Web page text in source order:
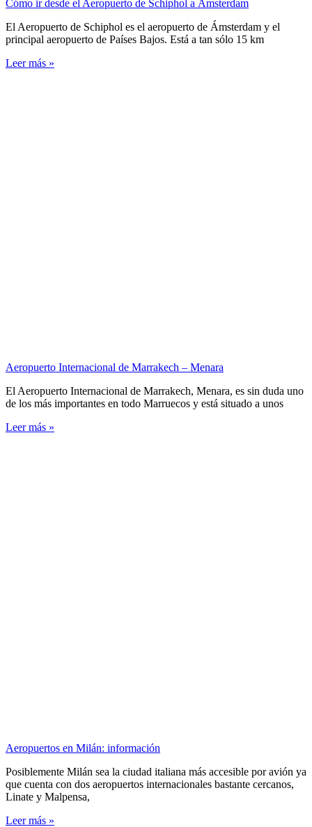
Cómo ir desde el Aeropuerto de Schiphol a Ámsterdam
El Aeropuerto de Schiphol es el aeropuerto de Ámsterdam y el
principal aeropuerto de Países Bajos. Está a tan sólo 15 km
Leer más »
Aeropuerto Internacional de Marrakech – Menara
El Aeropuerto Internacional de Marrakech, Menara, es sin duda uno
de los más importantes en todo Marruecos y está situado a unos
Leer más »
Aeropuertos en Milán: información
Posiblemente Milán sea la ciudad italiana más accesible por avión ya
que cuenta con dos aeropuertos internacionales bastante cercanos,
Linate y Malpensa,
Leer más »